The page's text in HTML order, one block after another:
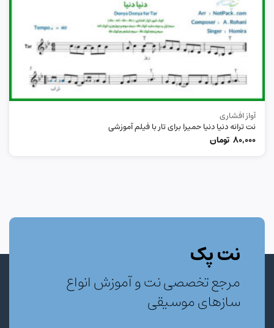
آواز افشاری
نت ترانه دنیا دنیا حمیرا برای تار با فیلم آموزشی
80,000 تومان
نت پک
مرجع تخصصی نت و آموزش انواع
سازهای موسیقی